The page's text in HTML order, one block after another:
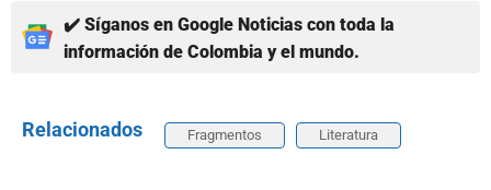
✔️ Síganos en Google Noticias con toda la
información de Colombia y el mundo.
Relacionados Fragmentos Literatura